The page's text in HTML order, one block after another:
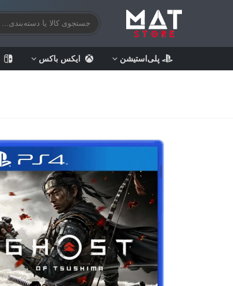
پلی‌استیشن ایکس باکس